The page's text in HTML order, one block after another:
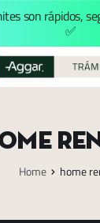
son rápidos,
✅
Home home